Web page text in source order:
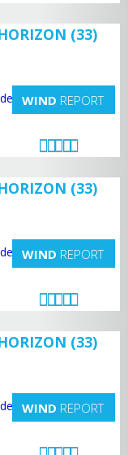
(33)
WIND REPORT
(33)
WIND REPORT
(33)
WIND REPORT